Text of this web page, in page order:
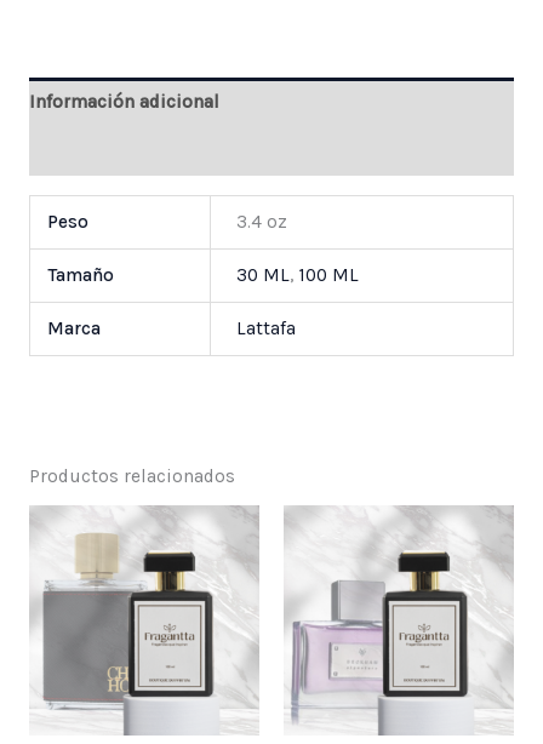
Información adicional
Peso 3.4 oz
Tamaño 30 ML, 100 ML
Marca Lattafa
Productos relacionados
Price
$ 25,000
through
$ 55,000
Price
$ 25,000
through
$ 55,000